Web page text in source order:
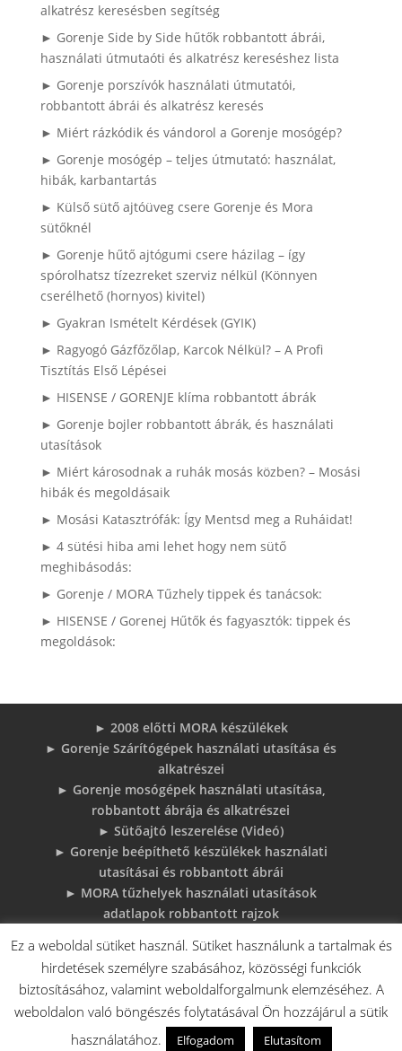
alkatrész keresésben segítség
► Gorenje Side by Side hűtők robbantott ábrái,
használati útmutaóti és alkatrész kereséshez lista
► Gorenje porszívók használati útmutatói,
robbantott ábrái és alkatrész keresés
► Miért rázkódik és vándorol a Gorenje mosógép?
► Gorenje mosógép – teljes útmutató: használat,
hibák, karbantartás
► Külső sütő ajtóüveg csere Gorenje és Mora
sütőknél
► Gorenje hűtő ajtógumi csere házilag – így
spórolhatsz tízezreket szerviz nélkül (Könnyen
cserélhető (hornyos) kivitel)
► Gyakran Ismételt Kérdések (GYIK)
► Ragyogó Gázfőzőlap, Karcok Nélkül? – A Profi
Tisztítás Első Lépései
► HISENSE / GORENJE klíma robbantott ábrák
► Gorenje bojler robbantott ábrák, és használati
utasítások
► Miért károsodnak a ruhák mosás közben? – Mosási
hibák és megoldásaik
► Mosási Katasztrófák: Így Mentsd meg a Ruháidat!
► 4 sütési hiba ami lehet hogy nem sütő
meghibásodás:
► Gorenje / MORA Tűzhely tippek és tanácsok:
► HISENSE / Gorenej Hűtők és fagyasztók: tippek és
megoldások:
► 2008 előtti MORA készülékek
► Gorenje Szárítógépek használati utasítása és
alkatrészei
► Gorenje mosógépek használati utasítása,
robbantott ábrája és alkatrészei
► Sütőajtó leszerelése (Videó)
► Gorenje beépíthető készülékek használati
utasításai és robbantott ábrái
► MORA tűzhelyek használati utasítások
adatlapok robbantott rajzok
megoldások
► 6 gyakori sütő hiba, és megoldások
♦Gorenje Háztartásigépek adattábláiról:
Ez a weboldal sütiket használ. Sütiket használunk a tartalmak és
hirdetések személyre szabásához, közösségi funkciók
biztosításához, valamint weboldalforgalmunk elemzéséhez. A
weboldalon való böngészés folytatásával Ön hozzájárul a sütik
használatához.
Elfogadom Elutasítom